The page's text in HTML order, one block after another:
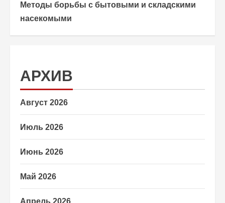
Методы борьбы с бытовыми и складскими
насекомыми
АРХИВ
Август 2026
Июль 2026
Июнь 2026
Май 2026
Апрель 2026